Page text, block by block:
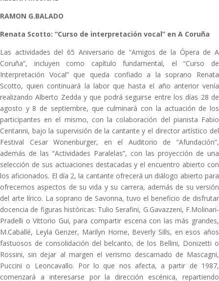
RAMON G.BALADO
Renata Scotto: “Curso de interpretación vocal” en A Coruña
Las actividades del 65 Aniversario de “Amigos de la Ópera de A
Coruña”, incluyen como capítulo fundamental, el “Curso de
Interpretación Vocal” que queda confiado a la soprano Renata
Scotto, quien continuará la labor que hasta el año anterior venía
realizando Alberto Zedda y que podrá seguirse entre los días 28 de
agosto y 8 de septiembre, que culminará con la actuación de los
participantes en el mismo, con la colaboración del pianista Fabio
Centanni, bajo la supervisión de la cantante y el director artístico del
Festival Cesar Wonenburger, en el Auditorio de “Afundación”,
además de las “Actividades Paralelas”, con las proyección de una
selección de sus actuaciones destacadas y el encuentro abierto con
los aficionados. El día 2, la cantante ofrecerá un diálogo abierto para
ofrecernos aspectos de su vida y su carrera, además de su versión
del arte lírico. La soprano de Savonna, tuvo el beneficio de disfrutar
docencia de figuras históricas: Tulio Serafini, G.Gavazzeni, F.Molinari-
Pradelli o Vittorio Gui, para compartir escena con las más grandes,
M.Caballé, Leyla Genzer, Marilyn Horne, Beverly Sills, en esos años
fastuosos de consolidación del belcanto, de los Bellini, Donizetti o
Rossini, sin dejar al margen el verismo descarnado de Mascagni,
Puccini o Leoncavallo. Por lo que nos afecta, a partir de 1987,
comenzará a interesarse por la dirección escénica, repartiendo